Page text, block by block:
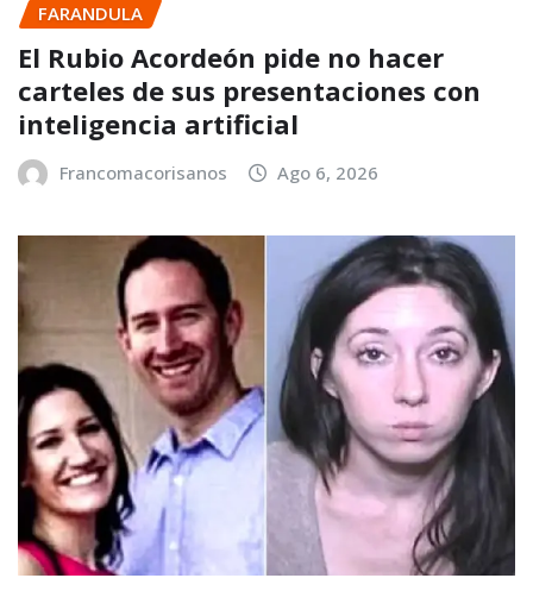
FARANDULA
El Rubio Acordeón pide no hacer
carteles de sus presentaciones con
inteligencia artificial
Francomacorisanos Ago 6, 2026